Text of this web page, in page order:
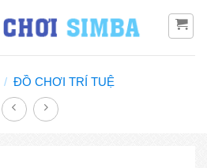
/ ĐỒ CHƠI TRÍ TUỆ